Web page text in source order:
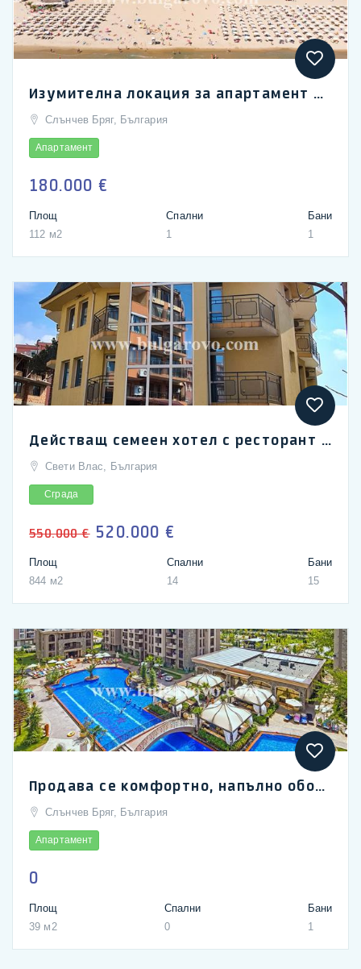
Изумителна локация за апартамент в Слънчев бряг
Слънчев Бряг, България
Апартамент
180.000 €
Площ
112 м2
Спални
1
Бани
1
Действащ семеен хотел с ресторант в Свети Влас
Свети Влас, България
Сграда
550.000 € 520.000 €
Площ
844 м2
Спални
14
Бани
15
Продава се комфортно, напълно оборудвано студио в 4-звездния луксозен, елитен жилищен комплекс Cascadas
Слънчев Бряг, България
Апартамент
0
Площ
39 м2
Спални
0
Бани
1